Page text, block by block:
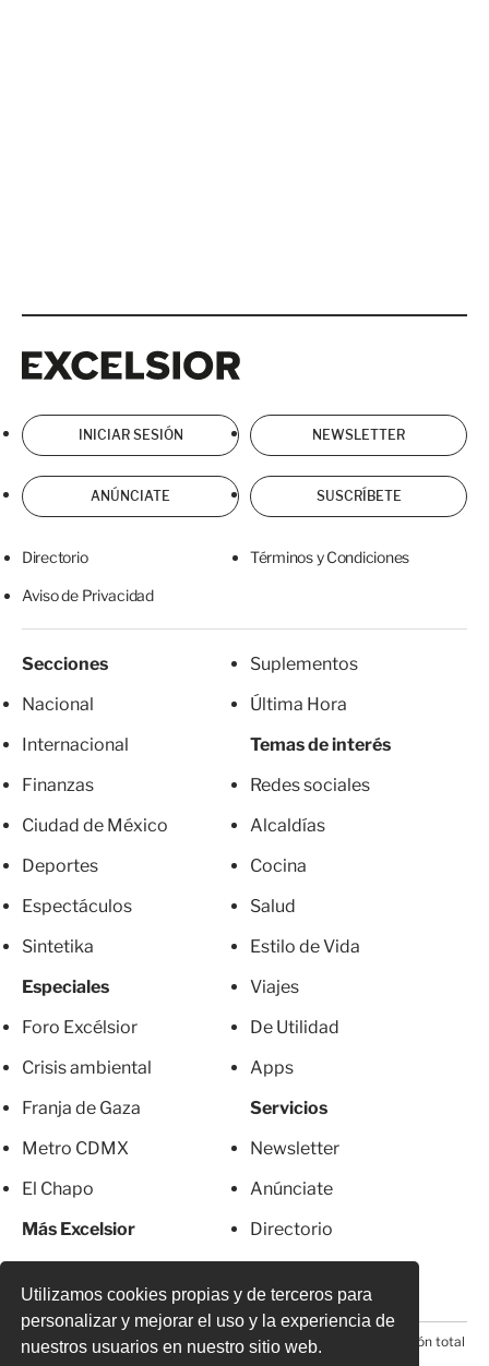
Utilizamos cookies propias y de terceros para
personalizar y mejorar el uso y la experiencia de
nuestros usuarios en nuestro sitio web.
INICIAR SESIÓN NEWSLETTER
ANÚNCIATE SUSCRÍBETE
Directorio Términos y Condiciones
Aviso de Privacidad
Secciones
Nacional
Internacional
Finanzas
Ciudad de México
Deportes
Espectáculos
Sintetika
Especiales
Foro Excélsior
Crisis ambiental
Franja de Gaza
Metro CDMX
El Chapo
Más Excelsior
Suplementos
Última Hora
Temas de interés
Redes sociales
Alcaldías
Cocina
Salud
Estilo de Vida
Viajes
De Utilidad
Apps
Servicios
Newsletter
Anúnciate
Directorio
© 2026 Todos los derechos reservados. Prohibida la reproducción total
o parcial, incluyendo cualquier medio electrónico*